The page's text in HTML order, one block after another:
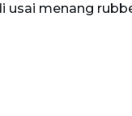
menang